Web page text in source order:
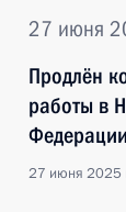
27 июня
Продлён
работы в
Федерации
27 июня 2025